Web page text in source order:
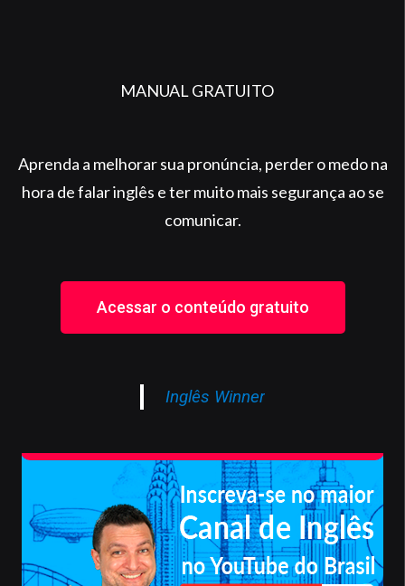
MANUAL GRATUITO
Aprenda a melhorar sua pronúncia, perder o medo na
hora de falar inglês e ter muito mais segurança ao se
comunicar.
Acessar o conteúdo gratuito
Inglês Winner